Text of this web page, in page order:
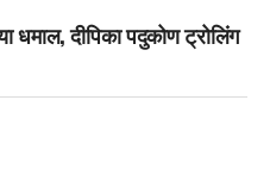
दीपिका पदुकोण ट्रोलिंग